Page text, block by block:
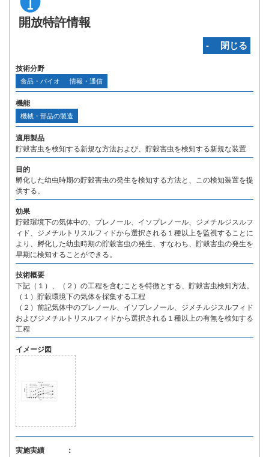
開放特許情報
‐ 閉じる
技術分野
食品・バイオ 情報・通信
機能
機械・部品の製造
適用製品
貯穀害虫を検知する新規な方法および、貯穀害虫を検知する新規な装置
目的
孵化した幼虫時期の貯穀害虫の発生を検知する方法と、この検知装置を提
供する。
効果
貯穀環境下の気体中の、プレノール、イソプレノール、ジメチルジスルフ
ィド、ジメチルトリスルフィドから選択される１種以上を監視することに
より、孵化した幼虫時期の貯穀害虫の発生、すなわち、貯穀害虫の発生を
早期に検知することができる。
技術概要
下記（１）、（２）の工程を含むことを特徴とする、貯穀害虫検知方法。
（１）貯穀環境下の気体を採集する工程
（２）前記気体中のプレノール、イソプレノール、ジメチルジスルフィド
およびジメチルトリスルフィドから選択される１種以上の有無を検知する
工程
イメージ図
実施実績 ：